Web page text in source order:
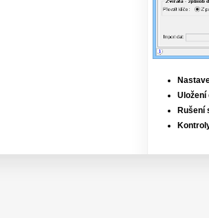
Uložení
Rušení